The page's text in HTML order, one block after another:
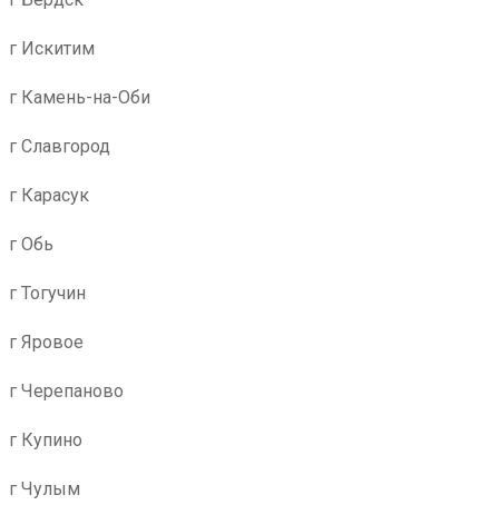
г Искитим
г Камень-на-Оби
г Славгород
г Карасук
г Обь
г Тогучин
г Яровое
г Черепаново
г Купино
г Чулым